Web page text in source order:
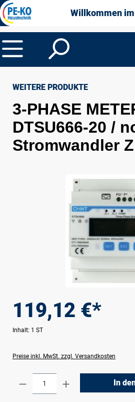
springen Willkommen im
WEITERE PRODUKTE
3-PHASE
DTSU666-20 /
Stromwandler
Bildergalerie überspringen
119,12 €*
Inhalt: 1 ST
Preise inkl. MwSt. zzgl. Versandkosten
Produkt Anzahl: GibIn